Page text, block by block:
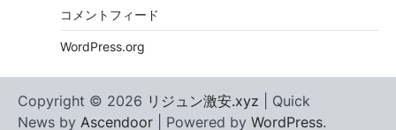
コメントフィード
WordPress.org
Copyright © 2026 リジュン激安.xyz | Quick
News by Ascendoor | Powered by WordPress.